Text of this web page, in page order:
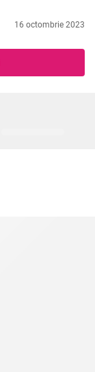
16 octombrie 2023